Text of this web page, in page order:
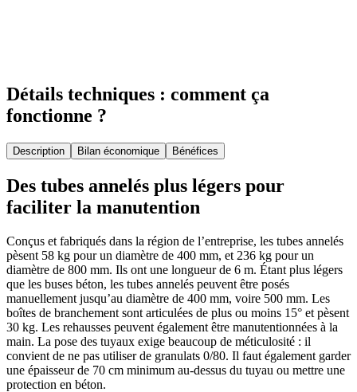
Détails techniques : comment ça
fonctionne ?
Description Bilan économique Bénéfices
Des tubes annelés plus légers pour
faciliter la manutention
Conçus et fabriqués dans la région de l’entreprise, les tubes annelés
pèsent 58 kg pour un diamètre de 400 mm, et 236 kg pour un
diamètre de 800 mm. Ils ont une longueur de 6 m. Étant plus légers
que les buses béton, les tubes annelés peuvent être posés
manuellement jusqu’au diamètre de 400 mm, voire 500 mm. Les
boîtes de branchement sont articulées de plus ou moins 15° et pèsent
30 kg. Les rehausses peuvent également être manutentionnées à la
main. La pose des tuyaux exige beaucoup de méticulosité : il
convient de ne pas utiliser de granulats 0/80. Il faut également garder
une épaisseur de 70 cm minimum au-dessus du tuyau ou mettre une
protection en béton.